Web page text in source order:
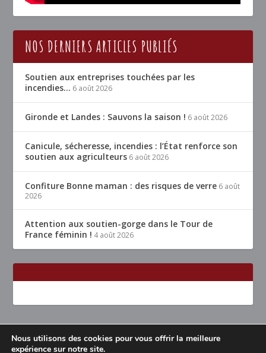
NOS DERNIERS ARTICLES PUBLIÉS
Soutien aux entreprises touchées par les
incendies… 6 août 2026
Gironde et Landes : Sauvons la saison ! 6 août 2026
Canicule, sécheresse, incendies : l’État renforce son
soutien aux agriculteurs 6 août 2026
Confiture Bonne maman : des risques de verre 6 août
2026
Attention aux soutien-gorge dans le Tour de
France féminin ! 4 août 2026
Conçu parElegant Themes | Propulsé parWordPress
Nous utilisons des cookies pour vous offrir la meilleure
expérience sur notre site.